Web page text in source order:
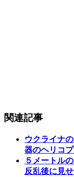
関連記事
ウクライナ
器のヘリコプ
５メートル
反乱後に見